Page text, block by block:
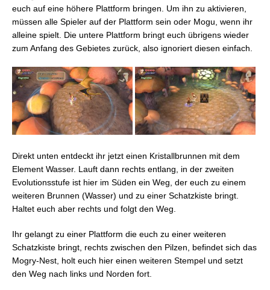
euch auf eine höhere Plattform bringen. Um ihn zu aktivieren,
müssen alle Spieler auf der Plattform sein oder Mogu, wenn ihr
alleine spielt. Die untere Plattform bringt euch übrigens wieder
zum Anfang des Gebietes zurück, also ignoriert diesen einfach.
Direkt unten entdeckt ihr jetzt einen Kristallbrunnen mit dem
Element Wasser. Lauft dann rechts entlang, in der zweiten
Evolutionsstufe ist hier im Süden ein Weg, der euch zu einem
weiteren Brunnen (Wasser) und zu einer Schatzkiste bringt.
Haltet euch aber rechts und folgt den Weg.
Ihr gelangt zu einer Plattform die euch zu einer weiteren
Schatzkiste bringt, rechts zwischen den Pilzen, befindet sich das
Mogry-Nest, holt euch hier einen weiteren Stempel und setzt
den Weg nach links und Norden fort.